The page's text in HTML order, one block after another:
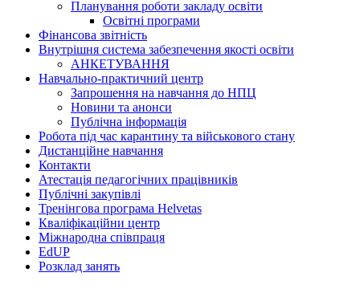
Планування роботи закладу освіти
Освітні програми
Фінансова звітність
Внутрішня система забезпечення якості освіти
АНКЕТУВАННЯ
Навчально-практичний центр
Запрошення на навчання до НПЦ
Новини та анонси
Публічна інформація
Робота під час карантину та військового стану
Дистанційне навчання
Контакти
Атестація педагогічних працівників
Публічні закупівлі
Тренінгова програма Helvetas
Кваліфікаційни центр
Міжнародна співпраця
EdUР
Розклад занять